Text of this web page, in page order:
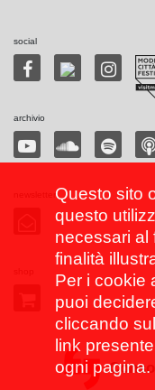
social
archivio
Questo sito
questo
necessari al
finalità
Per i cookie
puoi
cliccando
link
ogni pagina.